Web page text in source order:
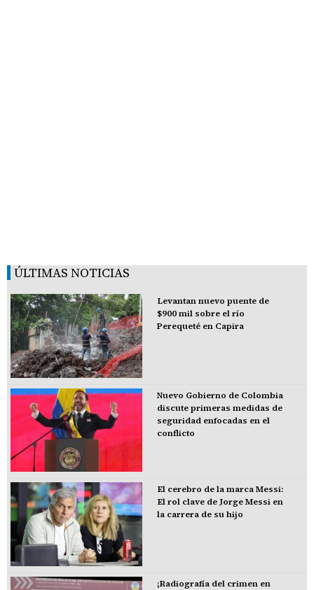
ÚLTIMAS NOTICIAS
Levantan nuevo puente de
$900 mil sobre el río
Perequeté en Capira
Nuevo Gobierno de Colombia
discute primeras medidas de
seguridad enfocadas en el
conflicto
El cerebro de la marca Messi:
El rol clave de Jorge Messi en
la carrera de su hijo
¡Radiografía del crimen en